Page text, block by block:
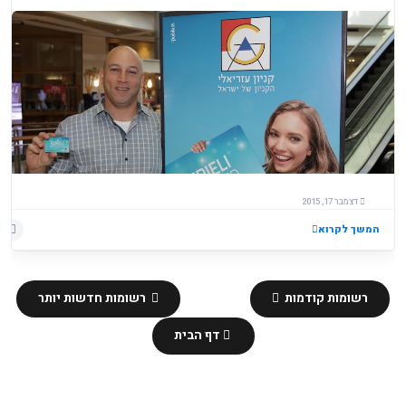
דצמבר 17, 2015
המשך לקרוא
רשומות חדשות יותר רשומות קודמות
דף הבית